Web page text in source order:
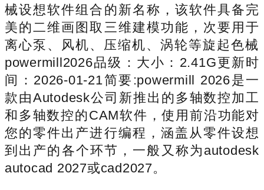
械设想软件组合的新名称，该软件具备完
美的二维画图取三维建模功能，次要用于
离心泵、风机、压缩机、涡轮等旋起色械‌
powermill2026品级：大小：2.41G更新时
间：2026-01-21简要:powermill 2026是一
款由Autodesk公司新推出的多轴数控加工
和多轴数控的CAM软件，使用前沿功能对
您的零件出产进行编程，涵盖从零件设想
到出产的各个环节，一般又称为autodesk
autocad 2027或cad2027。